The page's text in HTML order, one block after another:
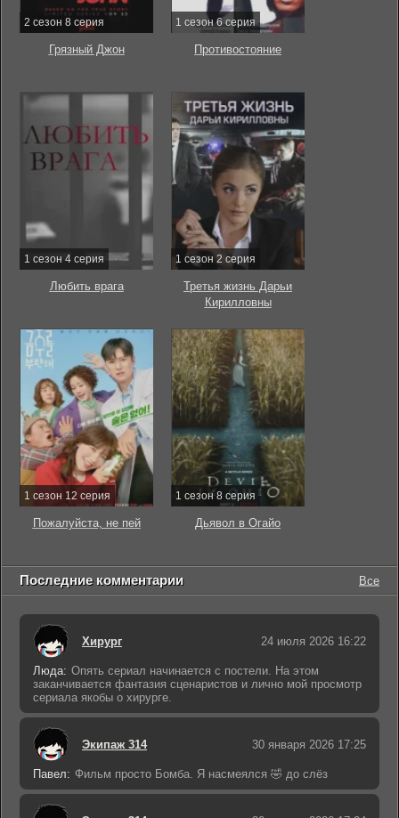
2 сезон 8 серия
Грязный Джон
1 сезон 6 серия
Противостояние
1 сезон 4 серия
Любить врага
1 сезон 2 серия
Третья жизнь Дарьи
Кирилловны
1 сезон 12 серия
Пожалуйста, не пей
1 сезон 8 серия
Дьявол в Огайо
Последние комментарии Все
Хирург 24 июля 2026 16:22
Люда: Опять сериал начинается с постели. На этом
заканчивается фантазия сценаристов и лично мой просмотр
сериала якобы о хирурге.
Экипаж 314 30 января 2026 17:25
Павел: Фильм просто Бомба. Я насмеялся 🤣 до слёз